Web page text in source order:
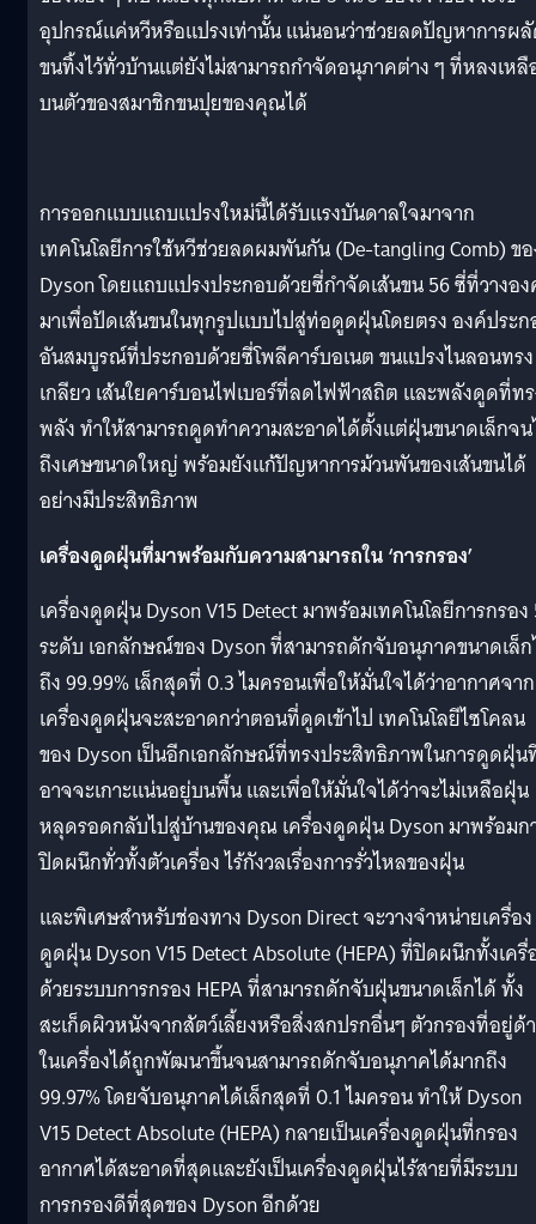
อุปกรณ์แค่หวีหรือแปรงเท่านั้น แน่นอนว่าช่วยลดปัญหาการผ
ขนทิ้งไว้ทั่วบ้านแต่ยังไม่สามารถกำจัดอนุภาคต่าง ๆ ที่หลงเหลื
บนตัวของสมาชิกขนปุยของคุณได้
การออกแบบแถบแปรงใหม่นี้ได้รับแรงบันดาลใจมาจาก
เทคโนโลยีการใช้หวีช่วยลดผมพันกัน (De-tangling Comb) ข
Dyson โดยแถบแปรงประกอบด้วยซี่กำจัดเส้นขน 56 ซี่ที่วางอ
มาเพื่อปัดเส้นขนในทุกรูปแบบไปสู่ท่อดูดฝุ่นโดยตรง องค์ประ
อันสมบูรณ์ที่ประกอบด้วยซี่โพลีคาร์บอเนต ขนแปรงไนลอนทรง
เกลียว เส้นใยคาร์บอนไฟเบอร์ที่ลดไฟฟ้าสถิต และพลังดูดที่ท
พลัง ทำให้สามารถดูดทำความสะอาดได้ตั้งแต่ฝุ่นขนาดเล็กจ
ถึงเศษขนาดใหญ่ พร้อมยังแก้ปัญหาการม้วนพันของเส้นขนได้
อย่างมีประสิทธิภาพ
เครื่องดูดฝุ่นที่มาพร้อมกับความสามารถใน ‘การกรอง’
เครื่องดูดฝุ่น Dyson V15 Detect มาพร้อมเทคโนโลยีการกรอง
ระดับ เอกลักษณ์ของ Dyson ที่สามารถดักจับอนุภาคขนาดเล็
ถึง 99.99% เล็กสุดที่ 0.3 ไมครอนเพื่อให้มั่นใจได้ว่าอากาศจาก
เครื่องดูดฝุ่นจะสะอาดกว่าตอนที่ดูดเข้าไป เทคโนโลยีไซโคลน
ของ Dyson เป็นอีกเอกลักษณ์ที่ทรงประสิทธิภาพในการดูดฝุ่น
อาจจะเกาะแน่นอยู่บนพื้น และเพื่อให้มั่นใจได้ว่าจะไม่เหลือฝุ่น
หลุดรอดกลับไปสู่บ้านของคุณ เครื่องดูดฝุ่น Dyson มาพร้อมก
ปิดผนึกทั่วทั้งตัวเครื่อง ไร้กังวลเรื่องการรั่วไหลของฝุ่น
และพิเศษสำหรับช่องทาง Dyson Direct จะวางจำหน่ายเครื่อง
ดูดฝุ่น Dyson V15 Detect Absolute (HEPA) ที่ปิดผนึกทั้งเครื่
ด้วยระบบการกรอง HEPA ที่สามารถดักจับฝุ่นขนาดเล็กได้ ทั้ง
สะเก็ดผิวหนังจากสัตว์เลี้ยงหรือสิ่งสกปรกอื่นๆ ตัวกรองที่อยู่ด้
ในเครื่องได้ถูกพัฒนาขึ้นจนสามารถดักจับอนุภาคได้มากถึง
99.97% โดยจับอนุภาคได้เล็กสุดที่ 0.1 ไมครอน ทำให้ Dyson
V15 Detect Absolute (HEPA) กลายเป็นเครื่องดูดฝุ่นที่กรอง
อากาศได้สะอาดที่สุดและยังเป็นเครื่องดูดฝุ่นไร้สายที่มีระบบ
การกรองดีที่สุดของ Dyson อีกด้วย